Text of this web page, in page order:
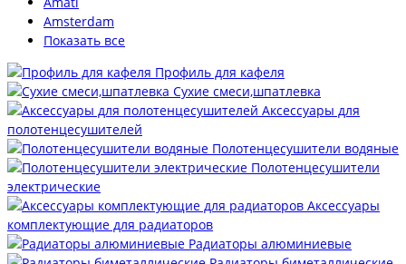
Amsterdam
Показать все
Профиль для кафеля
Сухие смеси,шпатлевка
Аксессуары для
полотенцесушителей
Полотенцесушители водяные
Полотенцесушители
электрические
Аксессуары
комплектующие для радиаторов
Радиаторы алюминиевые